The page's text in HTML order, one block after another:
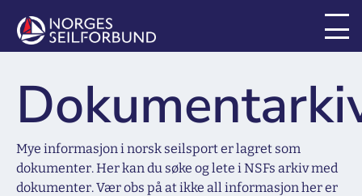
Mye informasjon i norsk seilsport er lagret som
dokumenter. Her kan du søke og lete i NSFs arkiv med
dokumenter. Vær obs på at ikke all informasjon her er